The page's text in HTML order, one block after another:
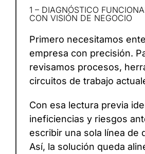
1 – DIAGNÓSTICO
CON VISIÓN DE NEGOCIO
Primero necesitamos
empresa con precisión.
revisamos procesos,
circuitos de trabajo
Con esa lectura previa
ineficiencias y riesgos
escribir una sola línea de
Así, la solución queda